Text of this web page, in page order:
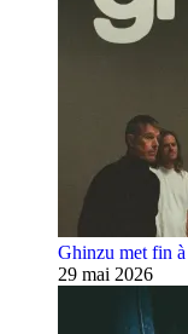
Ghinzu met fin
29 mai 2026